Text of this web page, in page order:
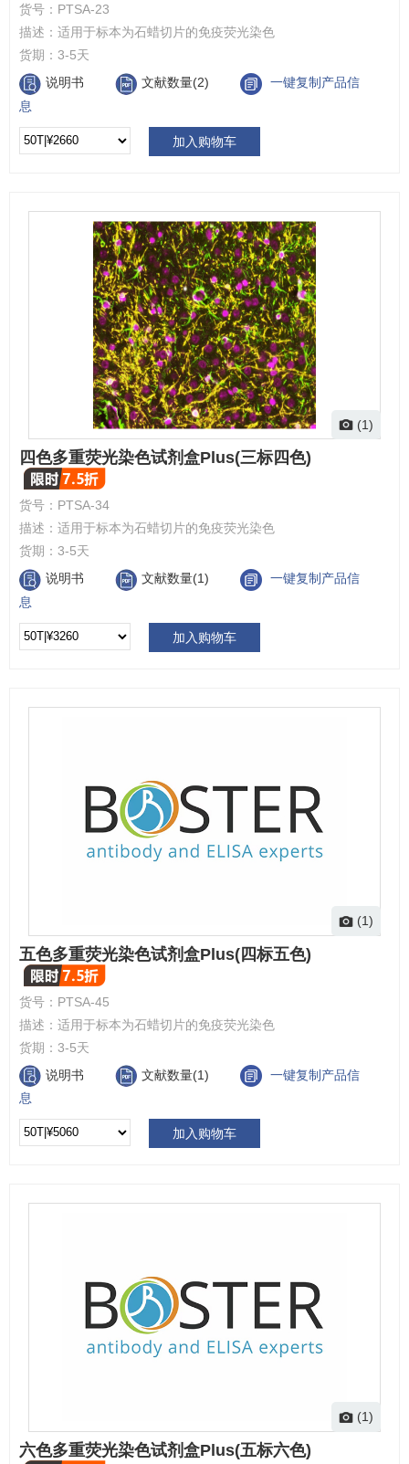
货号： PTSA-23
描述： 适用于标本为石蜡切片的免疫荧光染色
货期： 3-5天
说明书
文献数量(2)
一键复制产品信
息
加入购物车
(1)
四色多重荧光染色试剂盒Plus(三标四色)
货号： PTSA-34
描述： 适用于标本为石蜡切片的免疫荧光染色
货期： 3-5天
说明书
文献数量(1)
一键复制产品信
息
加入购物车
(1)
五色多重荧光染色试剂盒Plus(四标五色)
货号： PTSA-45
描述： 适用于标本为石蜡切片的免疫荧光染色
货期： 3-5天
说明书
文献数量(1)
一键复制产品信
息
加入购物车
(1)
六色多重荧光染色试剂盒Plus(五标六色)